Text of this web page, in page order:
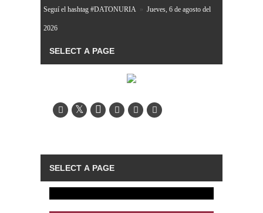
Seguí el hashtag #DATONURIA » Jueves, 6 de agosto del
2026